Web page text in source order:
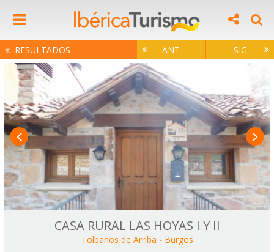
RESULTADOS ANT SIG
CASA RURAL LAS HOYAS I Y II
Tolbaños de Arriba - Burgos